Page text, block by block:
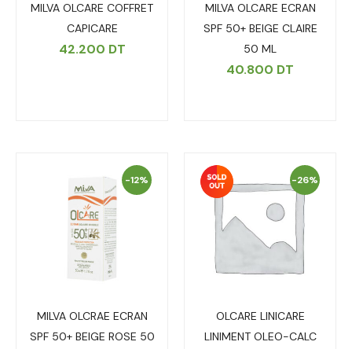
MILVA OLCARE COFFRET
CAPICARE
42.200 DT
MILVA OLCARE ECRAN
SPF 50+ BEIGE CLAIRE
50 ML
40.800 DT
-12%
MILVA OLCRAE ECRAN
SPF 50+ BEIGE ROSE 50
-26%
OLCARE LINICARE
LINIMENT OLEO-CALC